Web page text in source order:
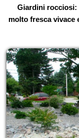
Giardini rocciosi:
molto fresca vivace